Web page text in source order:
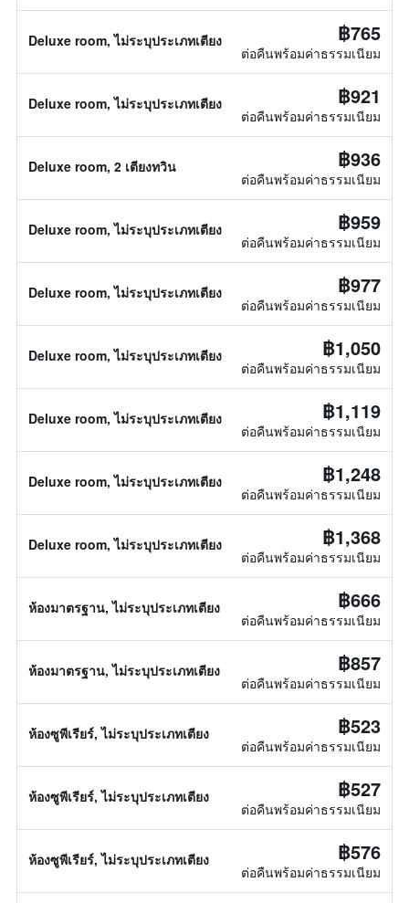
Deluxe room, ไม่ระบุประเภทเตียง ฿765
ต่อคืนพร้อมค่าธรรมเนียม
Deluxe room, ไม่ระบุประเภทเตียง ฿921
ต่อคืนพร้อมค่าธรรมเนียม
Deluxe room, 2 เตียงทวิน ฿936
ต่อคืนพร้อมค่าธรรมเนียม
Deluxe room, ไม่ระบุประเภทเตียง ฿959
ต่อคืนพร้อมค่าธรรมเนียม
Deluxe room, ไม่ระบุประเภทเตียง ฿977
ต่อคืนพร้อมค่าธรรมเนียม
Deluxe room, ไม่ระบุประเภทเตียง ฿1,050
ต่อคืนพร้อมค่าธรรมเนียม
Deluxe room, ไม่ระบุประเภทเตียง ฿1,119
ต่อคืนพร้อมค่าธรรมเนียม
Deluxe room, ไม่ระบุประเภทเตียง ฿1,248
ต่อคืนพร้อมค่าธรรมเนียม
Deluxe room, ไม่ระบุประเภทเตียง ฿1,368
ต่อคืนพร้อมค่าธรรมเนียม
ห้องมาตรฐาน, ไม่ระบุประเภทเตียง ฿666
ต่อคืนพร้อมค่าธรรมเนียม
ห้องมาตรฐาน, ไม่ระบุประเภทเตียง ฿857
ต่อคืนพร้อมค่าธรรมเนียม
ห้องซูพีเรียร์, ไม่ระบุประเภทเตียง ฿523
ต่อคืนพร้อมค่าธรรมเนียม
ห้องซูพีเรียร์, ไม่ระบุประเภทเตียง ฿527
ต่อคืนพร้อมค่าธรรมเนียม
ห้องซูพีเรียร์, ไม่ระบุประเภทเตียง ฿576
ต่อคืนพร้อมค่าธรรมเนียม